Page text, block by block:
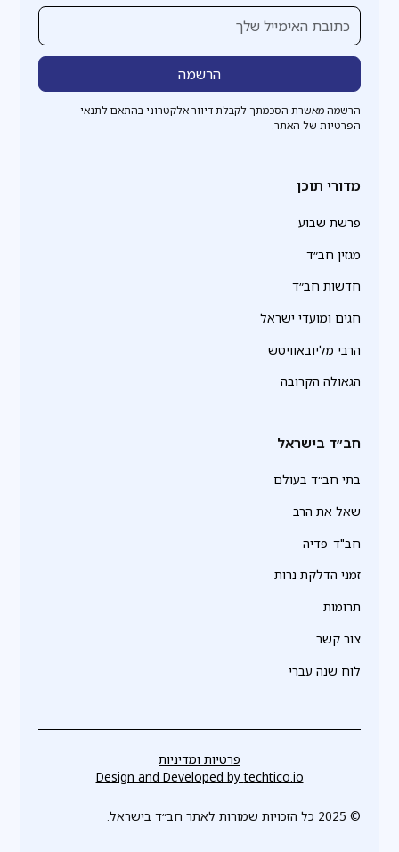
הרשמה מאשרת הסכמתך לקבלת דיוור אלקטרוני בהתאם לתנאי
הפרטיות של האתר.
מדורי תוכן
פרשת שבוע
מגזין חב״ד
חדשות חב״ד
חגים ומועדי ישראל
הרבי מליובאוויטש
הגאולה הקרובה
חב״ד בישראל
בתי חב״ד בעולם
שאל את הרב
חב"ד-פדיה
זמני הדלקת נרות
תרומות
צור קשר
לוח שנה עברי
© 2025 כל הזכויות שמורות לאתר חב״ד בישראל.
פרטיות ומדיניות
Design and Developed bytechtico.io